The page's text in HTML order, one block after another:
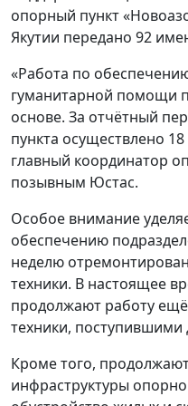
опорный пункт
Якутии передано 92
«Работа по
гуманитарной помощи
основе. За отчётный
пункта осуществлено
главный координатор
позывным Юстас.
Особое внимание
обеспечению
неделю
техники. В настоящее
продолжают работу
техники, поступившими
Кроме того,
инфраструктуры